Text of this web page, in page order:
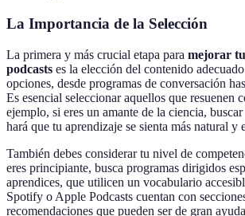
La Importancia de la Selección
La primera y más crucial etapa para mejorar
podcasts es la elección del contenido
opciones, desde programas de conversación
Es esencial seleccionar aquellos que resuenen
ejemplo, si eres un amante de la ciencia, buscar
hará que tu aprendizaje se sienta más natural y
También debes considerar tu nivel de
eres principiante, busca programas dirigidos
aprendices, que utilicen un vocabulario
Spotify o Apple Podcasts cuentan con
recomendaciones que pueden ser de gran